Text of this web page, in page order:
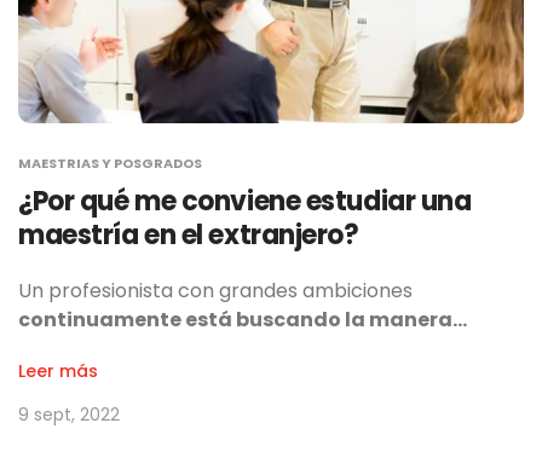
MAESTRIAS Y POSGRADOS
¿Por qué me conviene estudiar una
maestría en el extranjero?
Un profesionista con grandes ambiciones
continuamente está buscando la manera…
Leer más
9 sept, 2022